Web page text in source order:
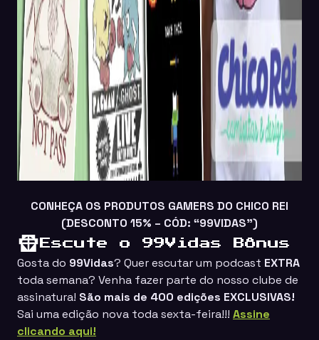
CONHEÇA OS PRODUTOS GAMERS DO CHICO REI
(DESCONTO 15% – CÓD: “99VIDAS”)
Escute o 99Vidas Bônus
Gosta do 99Vidas? Quer escutar um podcast EXTRA
toda semana? Venha fazer parte do nosso clube de
assinatura! São mais de 400 edições EXCLUSIVAS!
Sai uma edição nova toda sexta-feira!!! Assine
clicando aqui!